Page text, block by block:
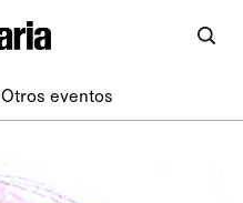
Otros eventos